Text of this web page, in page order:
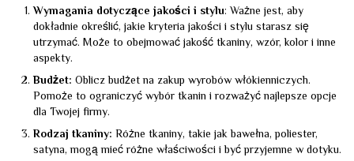
Wymagania dotyczące jakości i stylu: Ważne jest, aby
dokładnie określić, jakie kryteria jakości i stylu starasz się
utrzymać. Może to obejmować jakość tkaniny, wzór, kolor i inne
aspekty.
Budżet: Oblicz budżet na zakup wyrobów włókienniczych.
Pomoże to ograniczyć wybór tkanin i rozważyć najlepsze opcje
dla Twojej firmy.
Rodzaj tkaniny: Różne tkaniny, takie jak bawełna, poliester,
satyna, mogą mieć różne właściwości i być przyjemne w dotyku.